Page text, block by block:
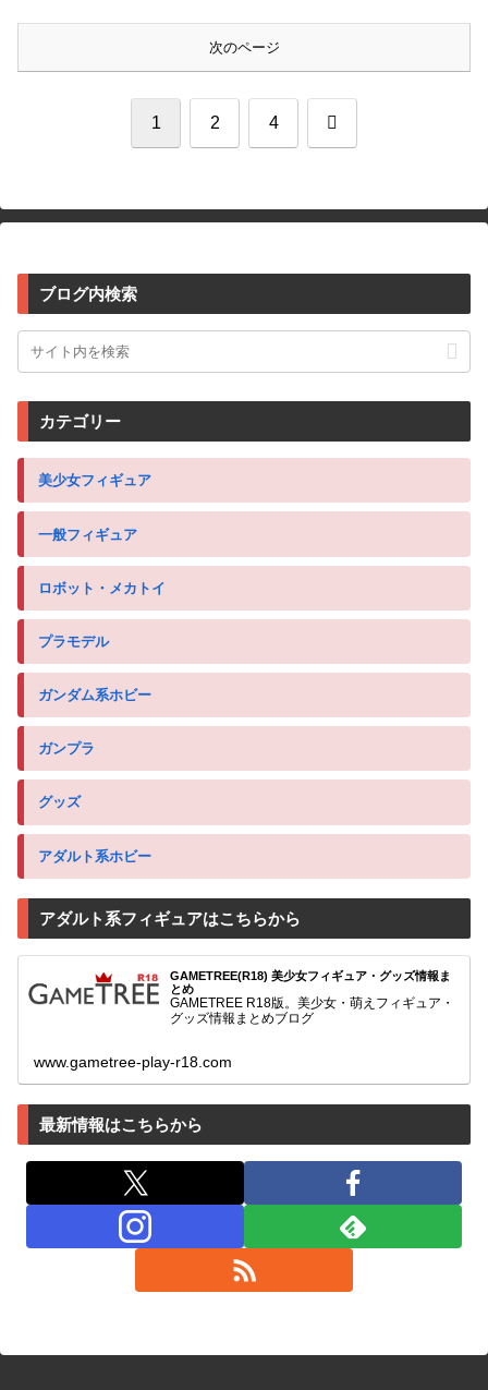
次のページ
1 2 4 次
ブログ内検索
カテゴリー
美少女フィギュア
一般フィギュア
ロボット・メカトイ
プラモデル
ガンダム系ホビー
ガンプラ
グッズ
アダルト系ホビー
アダルト系フィギュアはこちらから
GAMETREE(R18) 美少女フィギュア・グッズ情報ま
とめ
GAMETREE R18版。美少女・萌えフィギュア・
グッズ情報まとめブログ
www.gametree-play-r18.com
最新情報はこちらから